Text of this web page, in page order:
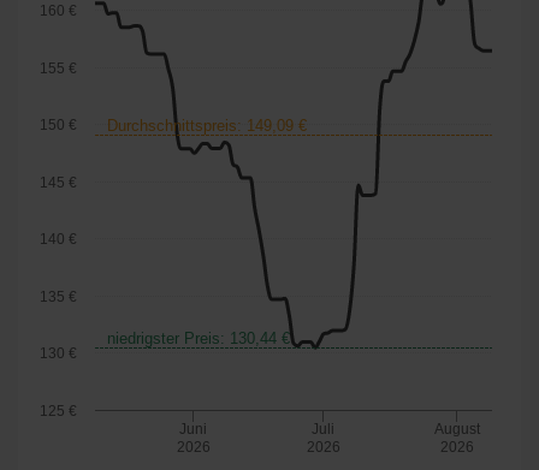
Durchschnittspreis: 149,09 €
niedrigster Preis: 130,44 €
Juni
2026
Juli
2026
August
2026
125 €
130 €
135 €
140 €
145 €
150 €
155 €
160 €